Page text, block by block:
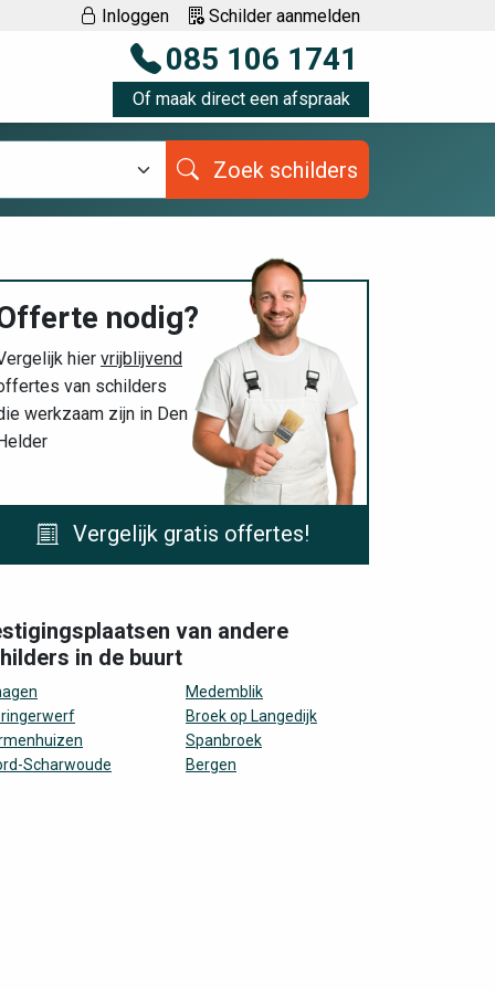
Inloggen Schilder aanmelden
085 106 1741
Of maak direct een afspraak
Zoek schilders
nodig?
hier vrijblijvend
van schilders
werkzaam zijn in Den
Vergelijk gratis offertes!
van andere
in de buurt
Scharwoude
Medemblik
Broek op Langedijk
Spanbroek
Bergen